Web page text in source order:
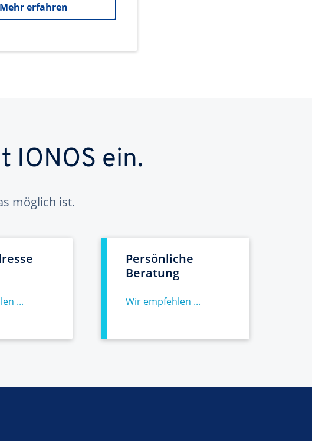
Mehr erfahren
IONOS ein.
möglich ist.
...
Persönliche
Beratung
Wir empfehlen ...